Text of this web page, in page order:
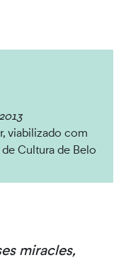
2013
viabilizado com
Cultura de Belo
miracles,